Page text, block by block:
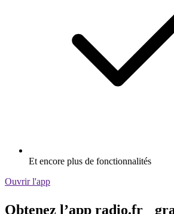
Et encore plus de fonctionnalités
Ouvrir l'app
Obtenez l’app radio.fr